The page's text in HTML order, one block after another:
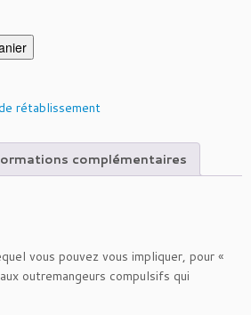
rétablissement
complémentaires
vous pouvez vous impliquer, pour «
outremangeurs compulsifs qui